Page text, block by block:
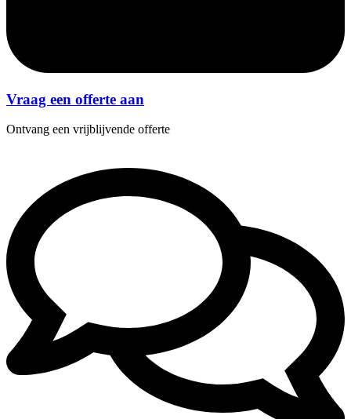
Vraag een offerte aan
Ontvang een vrijblijvende offerte